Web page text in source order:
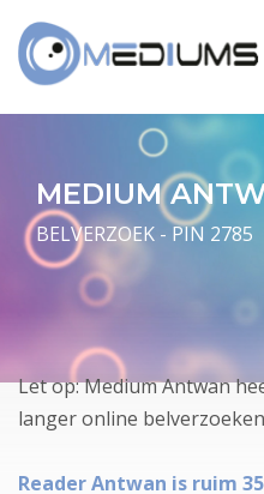
MEDIUM
BELVERZOEK - PIN 2785
Let op: Medium Antwan
langer online
Reader Antwan is ruim